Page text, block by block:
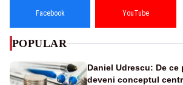
Facebook YouTube
POPULAR
Daniel Udrescu: De
deveni conceptul